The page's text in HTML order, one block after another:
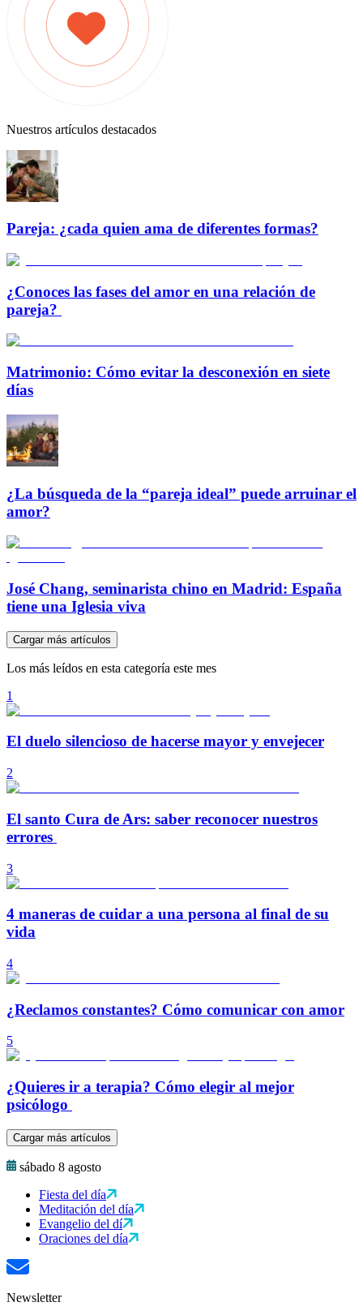
Nuestros artículos destacados
Pareja: ¿cada quien ama de diferentes formas?
¿Conoces las fases del amor en una relación de
pareja?
Matrimonio: Cómo evitar la desconexión en siete
días
¿La búsqueda de la “pareja ideal” puede arruinar el
amor?
José Chang, seminarista chino en Madrid: España
tiene una Iglesia viva
Cargar más artículos
Los más leídos en esta categoría este mes
1
El duelo silencioso de hacerse mayor y envejecer
2
El santo Cura de Ars: saber reconocer nuestros
errores
3
4 maneras de cuidar a una persona al final de su
vida
4
¿Reclamos constantes? Cómo comunicar con amor
5
¿Quieres ir a terapia? Cómo elegir al mejor
psicólogo
Cargar más artículos
sábado 8 agosto
Fiesta del día
Meditación del día
Evangelio del dí
Oraciones del día
Newsletter